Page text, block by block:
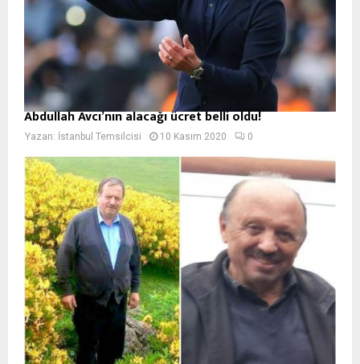
Abdullah Avcı’nın alacağı ücret belli oldu!
Yazan: İstanbul Temsilcisi 10 Kasım 2020 0